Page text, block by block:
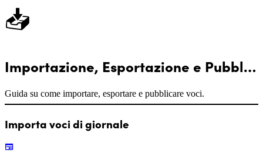
📥
Importazione, Esportazione e Pubblicazione
Guida su come importare, esportare e pubblicare voci.
Importa voci di giornale